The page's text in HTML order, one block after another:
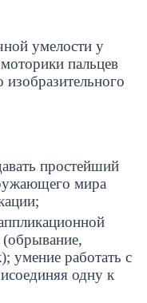
умелости у
пальцев
простейший
мира
(обрывание,
умение работать с
одну к